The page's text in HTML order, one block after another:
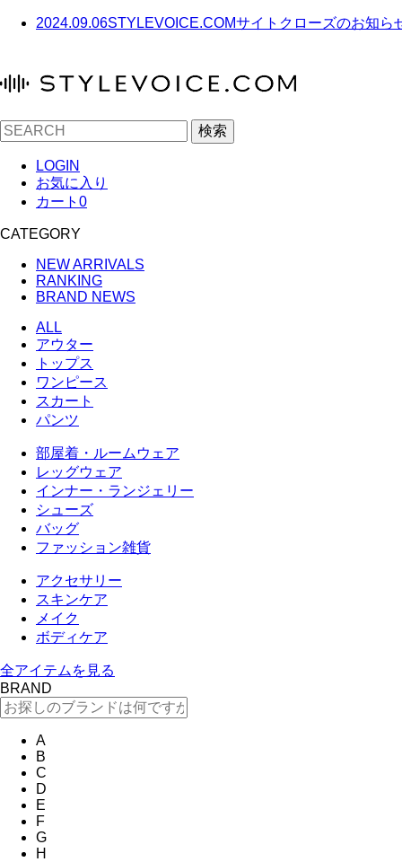
2024.09.06STYLEVOICE.COMサイトクローズのお知ら
検索
LOGIN
お気に入り
カート 0
CATEGORY
NEW ARRIVALS
RANKING
BRAND NEWS
ALL
アウター
トップス
ワンピース
スカート
パンツ
部屋着・ルームウェア
レッグウェア
インナー・ランジェリー
シューズ
バッグ
ファッション雑貨
アクセサリー
スキンケア
メイク
ボディケア
全アイテムを見る
BRAND
A
B
C
D
E
F
G
H